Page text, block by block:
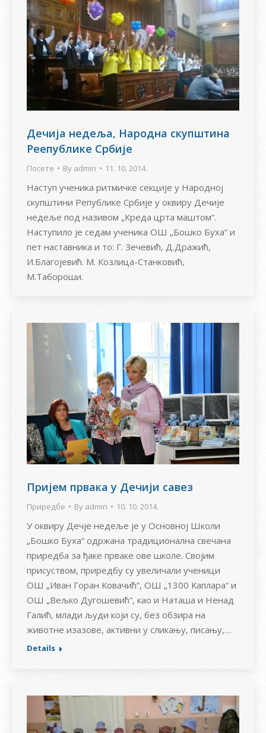
Дечија недеља, Народна скупштина
Реепублике Србије
Посете By admin 11. 10. 2014.
Наступ ученика ритмичке секције у Народној
скупштини Републике Србије у оквиру Дечије
недеље под називом „Креда црта маштом“.
Наступило је седам ученика ОШ „Бошко Буха“ и
пет наставника и то: Г. Зечевић, Д.Дражић,
И.Благојевић. М. Козлица-Станковић,
М.Табороши.
Пријем првака у Дечији савез
Приредбе By admin 10. 10. 2014.
У оквиру Дечје недеље је у Основној Школи
„Бошко Буха“ одржана традиционална свечана
приредба за ђаке прваке ове школе. Својим
присуством, приредбу су увеличали ученици
ОШ „Иван Горан Ковачић“, ОШ „1300 Каплара“ и
ОШ „Вељко Дугошевић“, као и Наташа и Ненад
Галић, млади људи који су, без обзира на
животне изазове, активни у сликању, писању,…
Details